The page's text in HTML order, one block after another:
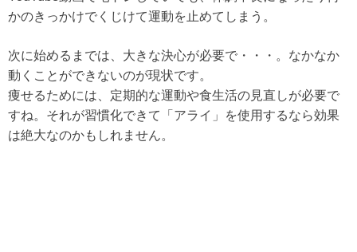
かのきっかけでくじけて運動を止めてしまう。
次に始めるまでは、大きな決心が必要で・・・。なかなか
動くことができないのが現状です。
痩せるためには、定期的な運動や食生活の見直しが必要で
すね。それが習慣化できて「アライ」を使用するなら効果
は絶大なのかもしれません。